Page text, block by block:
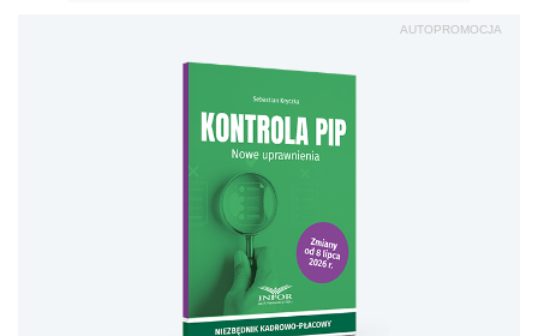
AUTOPROMOCJA